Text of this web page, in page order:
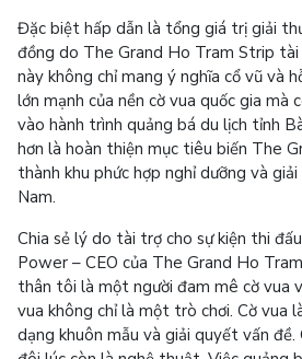
Đặc biệt hấp dẫn là tổng giá trị giải
đồng do The Grand Ho Tram Strip
này không chỉ mang ý nghĩa cổ vũ và
lớn mạnh của nền cờ vua quốc gia mà
vào hành trình quảng bá du lịch tỉnh
hơn là hoàn thiện mục tiêu biến The
thành khu phức hợp nghỉ dưỡng và
Nam.
Chia sẻ lý do tài trợ cho sự kiện thi
Power – CEO của The Grand Ho
thân tôi là một người đam mê cờ vua
vua không chỉ là một trò chơi. Cờ vua
dạng khuôn mẫu và giải quyết vấn đề.